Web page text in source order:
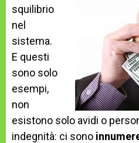
squilibrio
nel
sistema.
E questi
sono solo
esempi,
non
esistono solo avidi o
indegnità: ci sono